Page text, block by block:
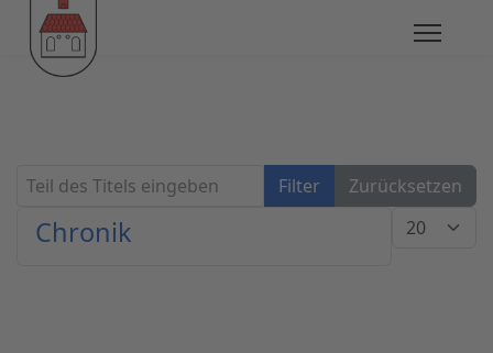
Teil des Titels eingeben Filter
Zurücksetzen
Anzeige #
Chronik